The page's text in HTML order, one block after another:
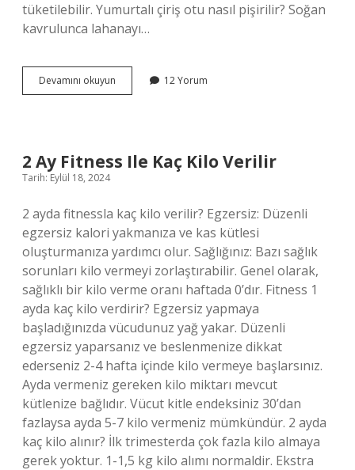
tüketilebilir. Yumurtalı çiriş otu nasıl pişirilir? Soğan
kavrulunca lahanayı…
Devamını okuyun
Otu
12 Yorum
2 Ay Fitness Ile Kaç Kilo Verilir
Tarih: Eylül 18, 2024
2 ayda fitnessla kaç kilo verilir? Egzersiz: Düzenli
egzersiz kalori yakmanıza ve kas kütlesi
oluşturmanıza yardımcı olur. Sağlığınız: Bazı sağlık
sorunları kilo vermeyi zorlaştırabilir. Genel olarak,
sağlıklı bir kilo verme oranı haftada 0’dır. Fitness 1
ayda kaç kilo verdirir? Egzersiz yapmaya
başladığınızda vücudunuz yağ yakar. Düzenli
egzersiz yaparsanız ve beslenmenize dikkat
ederseniz 2-4 hafta içinde kilo vermeye başlarsınız.
Ayda vermeniz gereken kilo miktarı mevcut
kütlenize bağlıdır. Vücut kitle endeksiniz 30’dan
fazlaysa ayda 5-7 kilo vermeniz mümkündür. 2 ayda
kaç kilo alınır? İlk trimesterda çok fazla kilo almaya
gerek yoktur. 1-1,5 kg kilo alımı normaldir. Ekstra